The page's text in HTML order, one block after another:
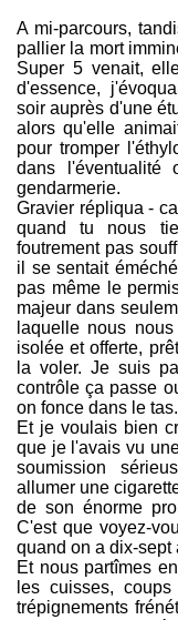
A mi-parcours,
pallier la mort
Super 5 venait,
d'essence,
soir auprès d'une
alors qu'elle
pour tromper
dans l'éventualité
gendarmerie.
Gravier répliqua -
quand tu nous
foutrement pas
il se sentait
pas même le
majeur dans
laquelle nous
isolée et offerte,
la voler. Je suis
contrôle ça passe
on fonce dans le tas.
Et je voulais bien
que je l'avais vu
soumission
allumer une
de son énorme
C'est que voyez-
quand on a dix-sept
Et nous partîmes
les cuisses,
trépignements